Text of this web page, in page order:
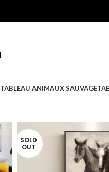
TABLEAU ANIMAUX SAUVAGE
SOLD
OUT